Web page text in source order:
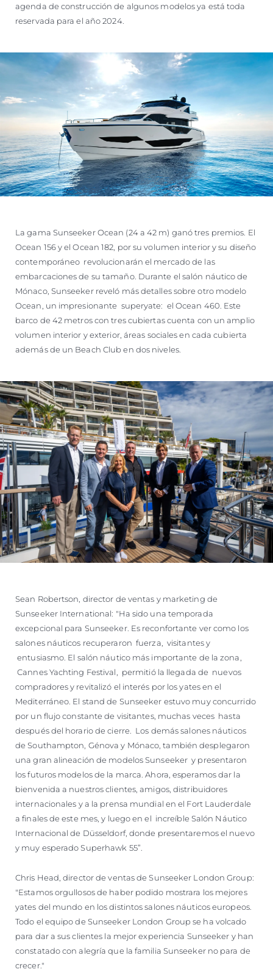
agenda de construcción de algunos modelos ya está toda
reservada para el año 2024.
La gama Sunseeker Ocean (24 a 42 m) ganó tres premios. El
Ocean 156 y el Ocean 182, por su volumen interior y su diseño
contemporáneo revolucionarán el mercado de las
embarcaciones de su tamaño. Durante el salón náutico de
Mónaco, Sunseeker reveló más detalles sobre otro modelo
Ocean, un impresionante superyate: el Ocean 460. Este
barco de 42 metros con tres cubiertas cuenta con un amplio
volumen interior y exterior, áreas sociales en cada cubierta
además de un Beach Club en dos niveles.
Sean Robertson, director de ventas y marketing de
Sunseeker International: "Ha sido una temporada
excepcional para Sunseeker. Es reconfortante ver como los
salones náuticos recuperaron fuerza, visitantes y
entusiasmo. El salón náutico más importante de la zona,
Cannes Yachting Festival, permitió la llegada de nuevos
compradores y revitalizó el interés por los yates en el
Mediterráneo. El stand de Sunseeker estuvo muy concurrido
por un flujo constante de visitantes, muchas veces hasta
después del horario de cierre. Los demás salones náuticos
de Southampton, Génova y Mónaco, también desplegaron
una gran alineación de modelos Sunseeker y presentaron
los futuros modelos de la marca. Ahora, esperamos dar la
bienvenida a nuestros clientes, amigos, distribuidores
internacionales y a la prensa mundial en el Fort Lauderdale
a finales de este mes, y luego en el increíble Salón Náutico
Internacional de Düsseldorf, donde presentaremos el nuevo
y muy esperado Superhawk 55”.
Chris Head, director de ventas de Sunseeker London Group:
"Estamos orgullosos de haber podido mostrara los mejores
yates del mundo en los distintos salones náuticos europeos.
Todo el equipo de Sunseeker London Group se ha volcado
para dar a sus clientes la mejor experiencia Sunseeker y han
constatado con alegría que la familia Sunseeker no para de
crecer."